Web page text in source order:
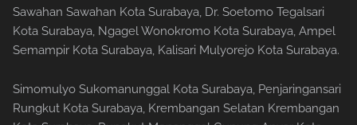
Sawahan Sawahan Kota Surabaya, Dr. Soetomo Tegalsari
Kota Surabaya, Ngagel Wonokromo Kota Surabaya, Ampel
Semampir Kota Surabaya, Kalisari Mulyorejo Kota Surabaya.
Simomulyo Sukomanunggal Kota Surabaya, Penjaringansari
Rungkut Kota Surabaya, Krembangan Selatan Krembangan